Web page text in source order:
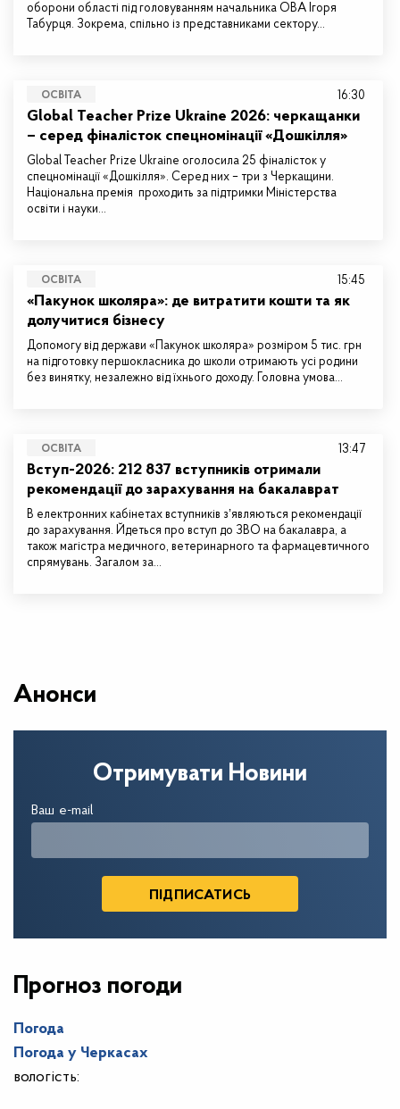
оборони області під головуванням начальника ОВА Ігоря
Табурця. Зокрема, спільно із представниками сектору…
ОСВІТА
Global Teacher Prize Ukraine 2026: черкащанки
– серед фіналісток спецномінації «Дошкілля»
Global Teacher Prize Ukraine оголосила 25 фіналісток у
спецномінації «Дошкілля». Серед них – три з Черкащини.
Національна премія проходить за підтримки Міністерства
освіти і науки…
16:30
ОСВІТА
«Пакунок школяра»: де витратити кошти та як
долучитися бізнесу
Допомогу від держави «Пакунок школяра» розміром 5 тис. грн
на підготовку першокласника до школи отримають усі родини
без винятку, незалежно від їхнього доходу. Головна умова…
15:45
ОСВІТА
Вступ-2026: 212 837 вступників отримали
рекомендації до зарахування на бакалаврат
В електронних кабінетах вступників зʼявляються рекомендації
до зарахування. Йдеться про вступ до ЗВО на бакалавра, а
також магістра медичного, ветеринарного та фармацевтичного
спрямувань. Загалом за…
13:47
Анонси
Отримувати Новини
Ваш e-mail
Прогноз погоди
Погода
Погода у Черкасах
вологість: